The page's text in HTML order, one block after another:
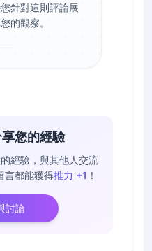
針對這則評論展
的觀察。
您的經驗
經驗，與其他人交流
言都能獲得推力 +1 ！
討論